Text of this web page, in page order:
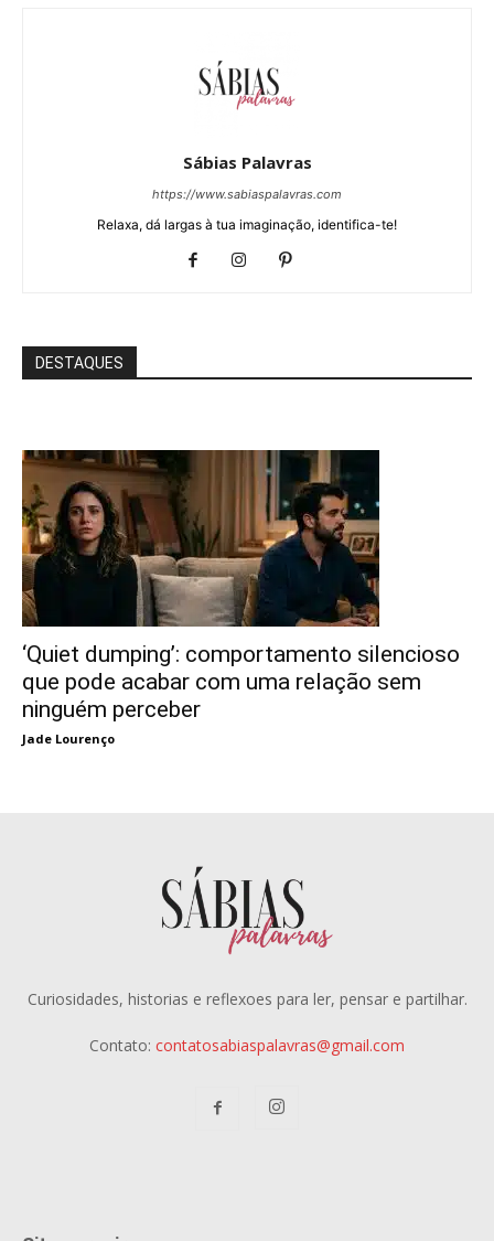
Sábias Palavras
https://www.sabiaspalavras.com
Relaxa, dá largas à tua imaginação, identifica-te!
DESTAQUES
‘Quiet dumping’: comportamento silencioso
que pode acabar com uma relação sem
ninguém perceber
Jade Lourenço
Curiosidades, historias e reflexoes para ler, pensar e partilhar.
Contato: contatosabiaspalavras@gmail.com